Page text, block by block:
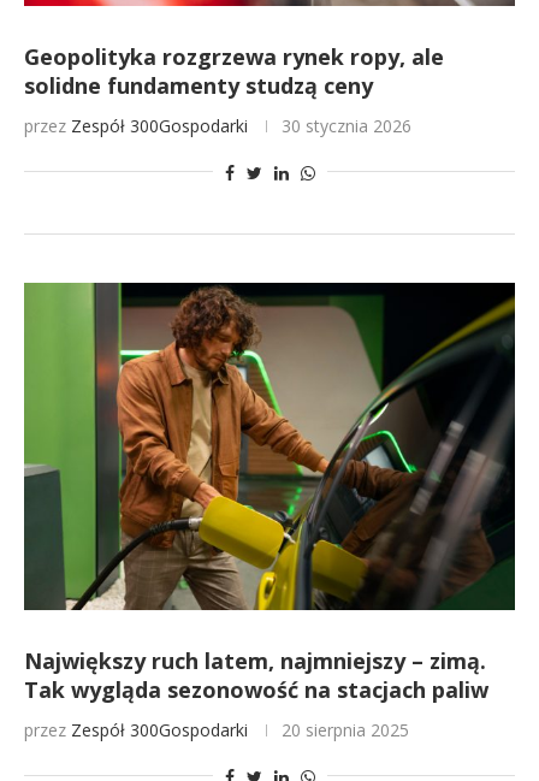
Geopolityka rozgrzewa rynek ropy, ale
solidne fundamenty studzą ceny
przez Zespół 300Gospodarki 30 stycznia 2026
Największy ruch latem, najmniejszy – zimą.
Tak wygląda sezonowość na stacjach paliw
przez Zespół 300Gospodarki 20 sierpnia 2025